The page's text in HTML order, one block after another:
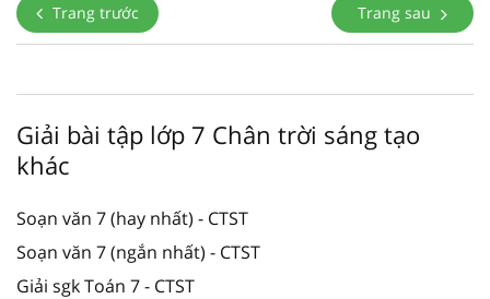
Trang trước Trang sau
Giải bài tập lớp 7 Chân trời sáng tạo
khác
Soạn văn 7 (hay nhất) - CTST
Soạn văn 7 (ngắn nhất) - CTST
Giải sgk Toán 7 - CTST